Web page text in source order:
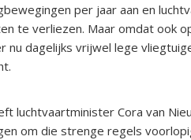
per jaar aan en
te verliezen. Maar omdat ook
nu dagelijks vrijwel lege
luchtvaartminister Cora van
om die strenge regels